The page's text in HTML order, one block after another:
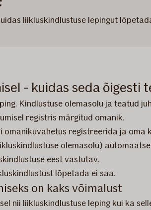
liikluskindlustuse lepingut
- kuidas seda õigesti
Kindlustuse olemasolu ja teatud
registris märgitud omanik.
registreerida ja
olemasolu)
eest vastutav.
lõpetada ei saa.
on kaks võimalust
nii liikluskindlustuse leping kui ka